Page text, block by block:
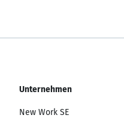
Unternehmen
New Work SE